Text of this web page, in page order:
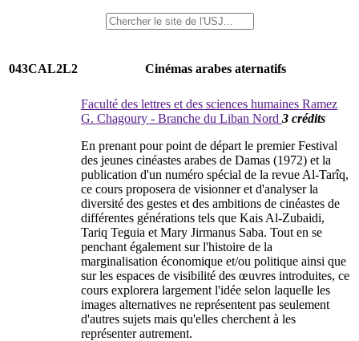
043CAL2L2 Cinémas arabes aternatifs
Faculté des lettres et des sciences humaines Ramez
G. Chagoury - Branche du Liban Nord 3 crédits
En prenant pour point de départ le premier Festival
des jeunes cinéastes arabes de Damas (1972) et la
publication d'un numéro spécial de la revue Al-Tarîq,
ce cours proposera de visionner et d'analyser la
diversité des gestes et des ambitions de cinéastes de
différentes générations tels que Kais Al-Zubaidi,
Tariq Teguia et Mary Jirmanus Saba. Tout en se
penchant également sur l'histoire de la
marginalisation économique et/ou politique ainsi que
sur les espaces de visibilité des œuvres introduites, ce
cours explorera largement l'idée selon laquelle les
images alternatives ne représentent pas seulement
d'autres sujets mais qu'elles cherchent à les
représenter autrement.